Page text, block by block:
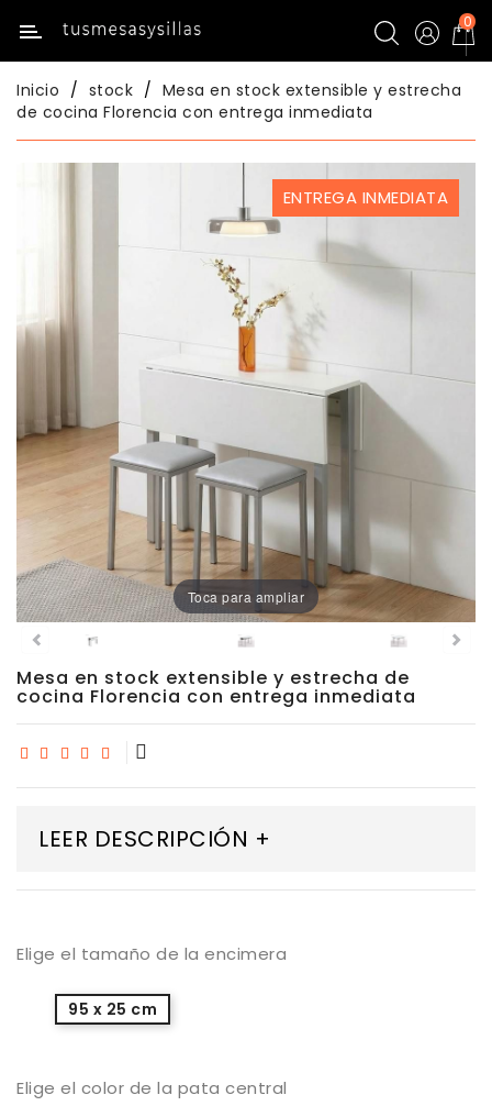
Categoría
Inicio
Mesas
Sillas
Comedor
Porcelánico
Dekton
Stock
Taburetes
Altos
Exterior/jardín
0
Inicio stock
Mesa en stock extensible y estrecha
de cocina Florencia con entrega inmediata
ENTREGA INMEDIATA
Toca para ampliar
Mesa en stock extensible y estrecha de
cocina Florencia con entrega inmediata
LEER DESCRIPCIÓN +
Elige el tamaño de la encimera
95 x 25 cm
Elige el color de la pata central